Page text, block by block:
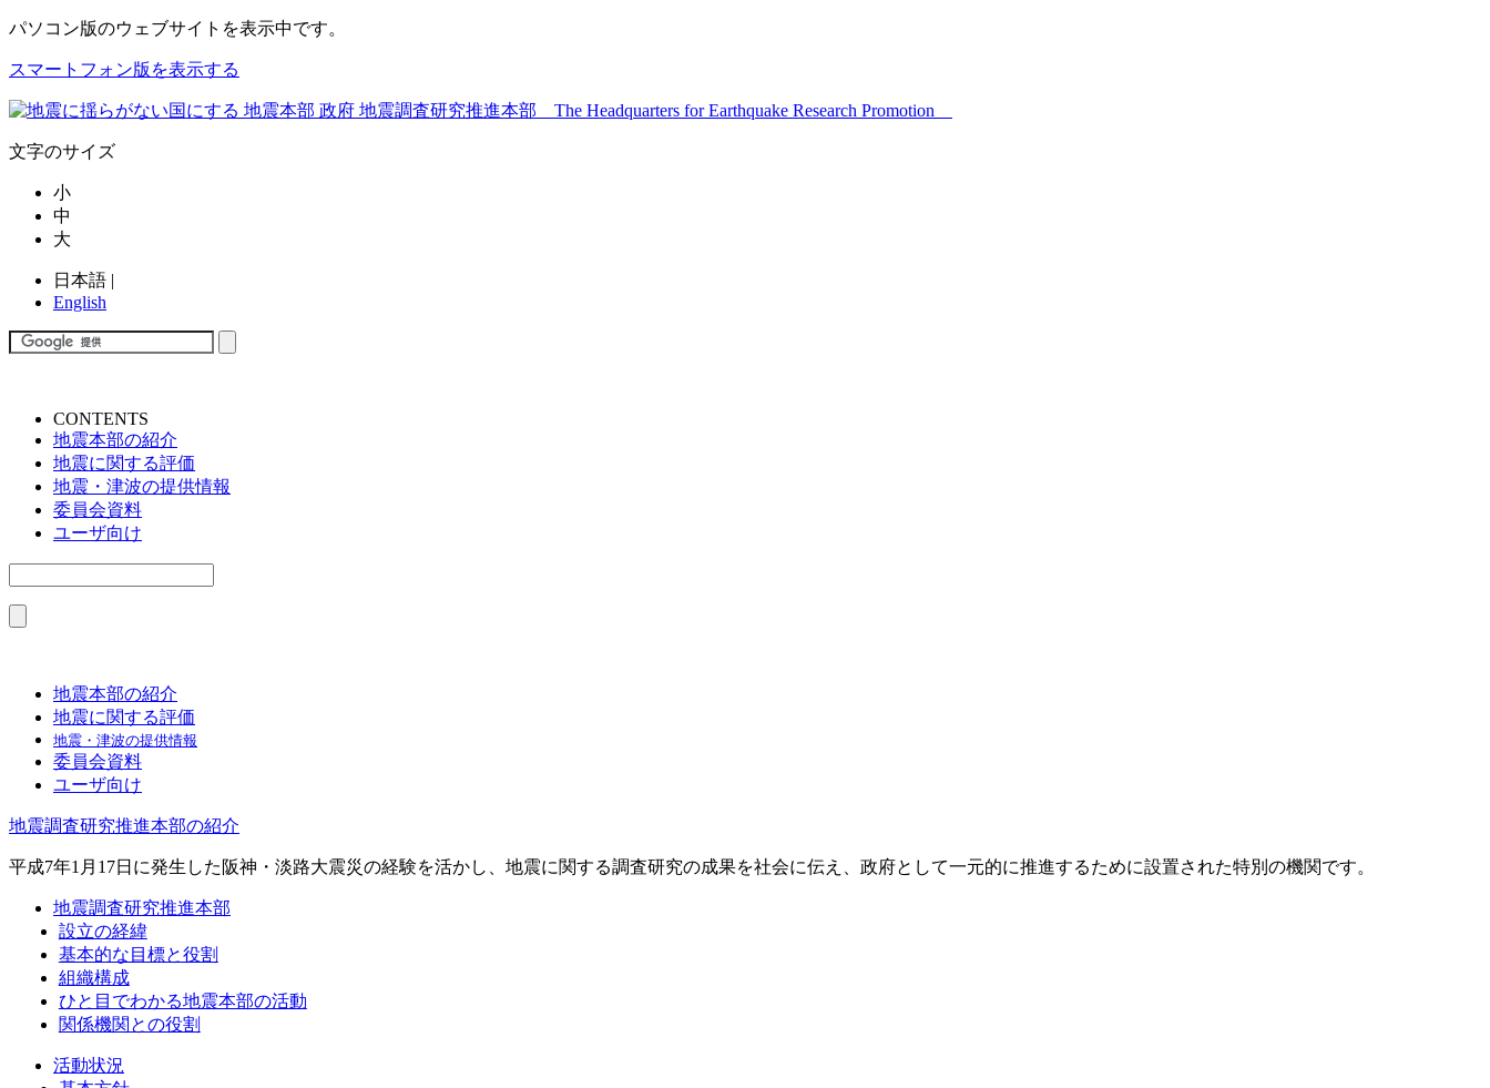
パソコン版のウェブサイトを表示中です。
スマートフォン版を表示する
文字のサイズ
小
中
大
日本語 |
English
CONTENTS
地震本部の紹介
地震に関する評価
地震・津波の提供情報
委員会資料
ユーザ向け
地震本部の紹介
地震に関する評価
地震・津波の提供情報
委員会資料
ユーザ向け
地震調査研究推進本部の紹介
平成7年1月17日に発生した阪神・淡路大震災の経験を活かし、地震に関する調査研究の成果を社会に伝え、政府として一元的に推進するために設置された特別の機関です。
地震調査研究推進本部
設立の経緯
基本的な目標と役割
組織構成
ひと目でわかる地震本部の活動
関係機関との役割
活動状況